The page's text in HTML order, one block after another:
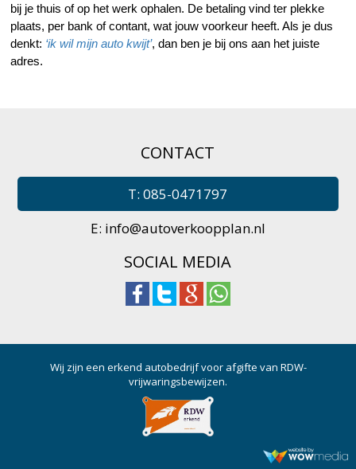
bij je thuis of op het werk ophalen. De betaling vind ter plekke
plaats, per bank of contant, wat jouw voorkeur heeft. Als je dus
denkt: ‘ik wil mijn auto kwijt’, dan ben je bij ons aan het juiste
adres.
CONTACT
T: 085-0471797
E: info@autoverkoopplan.nl
SOCIAL MEDIA
Wij zijn een erkend autobedrijf voor afgifte van RDW-
vrijwaringsbewijzen.